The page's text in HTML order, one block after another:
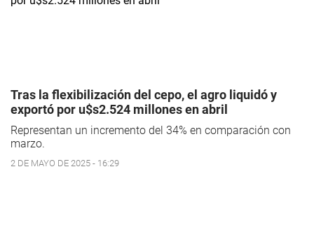
Tras la flexibilización del cepo, el agro liquidó y
exportó por u$s2.524 millones en abril
Representan un incremento del 34% en comparación con
marzo.
2 DE MAYO DE 2025 - 16:29